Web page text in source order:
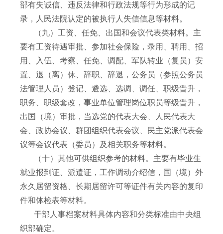
部有失诚信、违反法律和行政法规等行为形成的记
录，人民法院认定的被执行人失信信息等材料。
（九）工资、任免、出国和会议代表类材料。主
要有工资待遇审批、参加社会保险，录用、聘用、招
用、入伍、考察、任免、调配、军队转业（复员）安
置、退（离）休、辞职、辞退，公务员（参照公务员
法管理人员）登记、遴选、选调、调任、职级晋升，
职务、职级套改，事业单位管理岗位职员等级晋升，
出国（境）审批，当选党的代表大会、人民代表大
会、政协会议、群团组织代表会议、民主党派代表会
议等会议代表（委员）及相关职务等材料。
（十）其他可供组织参考的材料。主要有毕业生
就业报到证、派遣证，工作调动介绍信，国（境）外
永久居留资格、长期居留许可等证件有关内容的复印
件和体检表等材料。
干部人事档案材料具体内容和分类标准由中央组
织部确定。